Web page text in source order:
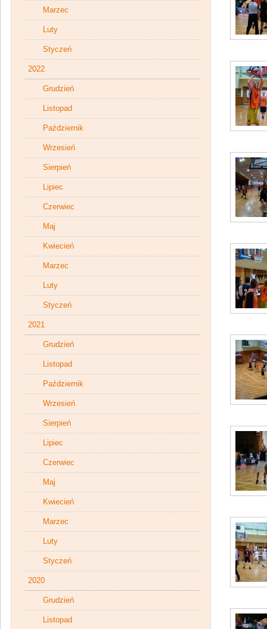
Marzec
Luty
Styczeń
2022
Grudzień
Listopad
Październik
Wrzesień
Sierpień
Lipiec
Czerwiec
Maj
Kwiecień
Marzec
Luty
Styczeń
2021
Grudzień
Listopad
Październik
Wrzesień
Sierpień
Lipiec
Czerwiec
Maj
Kwiecień
Marzec
Luty
Styczeń
2020
Grudzień
Listopad